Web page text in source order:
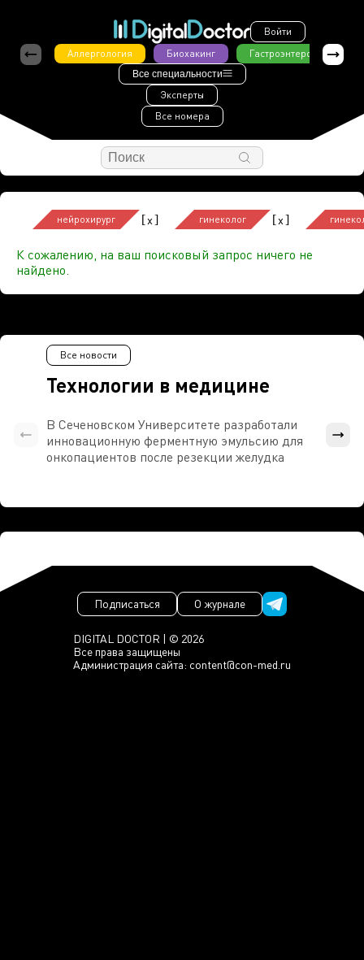
Войти
Аллергология
Биохакинг Гастроэнтерология
Все специальности
Эксперты
Все номера
нейрохирург [x] гинеколог [x]
К сожалению, на ваш поисковый запрос ничего не
найдено.
Технологии в медицине
Все новости
В Сеченовском Университете разработали
инновационную ферментную эмульсию для
онкопациентов после резекции желудка
DIGITAL DOCTOR | © 2026
Все права защищены
Администрация сайта: content@con-med.ru
Подписаться О журнале